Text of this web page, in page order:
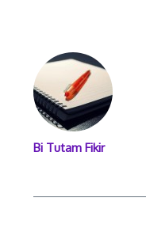
Bi Tutam Fikir